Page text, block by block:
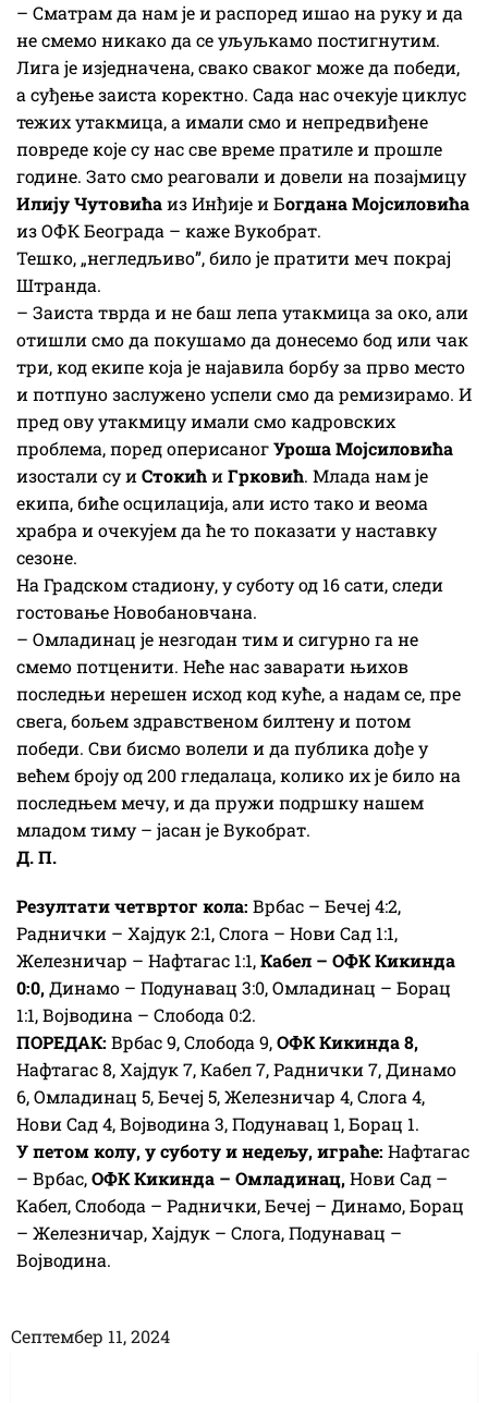
– Сматрам да нам је и распоред ишао на руку и да
не смемо никако да се уљуљкамо постигнутим.
Лига је изједначена, свако сваког може да победи,
а суђење заиста коректно. Сада нас очекује циклус
тежих утакмица, а имали смо и непредвиђене
повреде које су нас све време пратиле и прошле
године. Зато смо реаговали и довели на позајмицу
Илију Чутовићаиз Инђије и Богдана Мојсиловића
из ОФК Београда – каже Вукобрат.
Тешко, „негледљиво”, било је пратити меч покрај
Штранда.
– Заиста тврда и не баш лепа утакмица за око, али
отишли смо да покушамо да донесемо бод или чак
три, код екипе која је најавила борбу за прво место
и потпуно заслужено успели смо да ремизирамо. И
пред ову утакмицу имали смо кадровских
проблема, поред оперисаногУроша Мојсиловића
изостали су иСтокићиГрковић. Млада нам је
екипа, биће осцилација, али исто тако и веома
храбра и очекујем да ће то показати у наставку
сезоне.
На Градском стадиону, у суботу од 16 сати, следи
гостовање Новобановчана.
– Омладинац је незгодан тим и сигурно га не
смемо потценити. Неће нас заварати њихов
последњи нерешен исход код куће, а надам се, пре
свега, бољем здравственом билтену и потом
победи. Сви бисмо волели и да публика дође у
већем броју од 200 гледалаца, колико их је било на
последњем мечу, и да пружи подршку нашем
младом тиму – јасан је Вукобрат.
Д. П.
Резултати четвртог кола: Врбас – Бечеј 4:2,
Раднички – Хајдук 2:1, Слога – Нови Сад 1:1,
Железничар – Нафтагас 1:1,Кабел – ОФК Кикинда
0:0,Динамо – Подунавац 3:0, Омладинац – Борац
1:1, Војводина – Слобода 0:2.
ПОРЕДАК: Врбас 9, Слобода 9,ОФК Кикинда 8,
Нафтагас 8, Хајдук 7, Кабел 7, Раднички 7, Динамо
6, Омладинац 5, Бечеј 5, Железничар 4, Слога 4,
Нови Сад 4, Војводина 3, Подунавац 1, Борац 1.
У петом колу, у суботу и недељу, играће: Нафтагас
– Врбас,ОФК Кикинда – Омладинац,Нови Сад –
Кабел, Слобода – Раднички, Бечеј – Динамо, Борац
– Железничар, Хајдук – Слога, Подунавац –
Војводина.
Септембер 11, 2024